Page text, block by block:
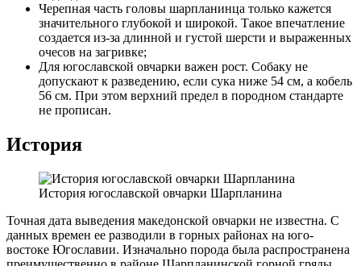
Черепная часть головы шарпланинца только кажется
значительного глубокой и широкой. Такое впечатление
создается из-за длинной и густой шерсти и выраженных
очесов на загривке;
Для югославской овчарки важен рост. Собаку не
допускают к разведению, если сука ниже 54 см, а кобель
56 см. При этом верхний предел в породном стандарте
не прописан.
История
История югославской овчарки Шарпланина
Точная дата выведения македонской овчарки не известна. С
данных времен ее разводили в горных районах на юго-
востоке Югославии. Изначально порода была распространена